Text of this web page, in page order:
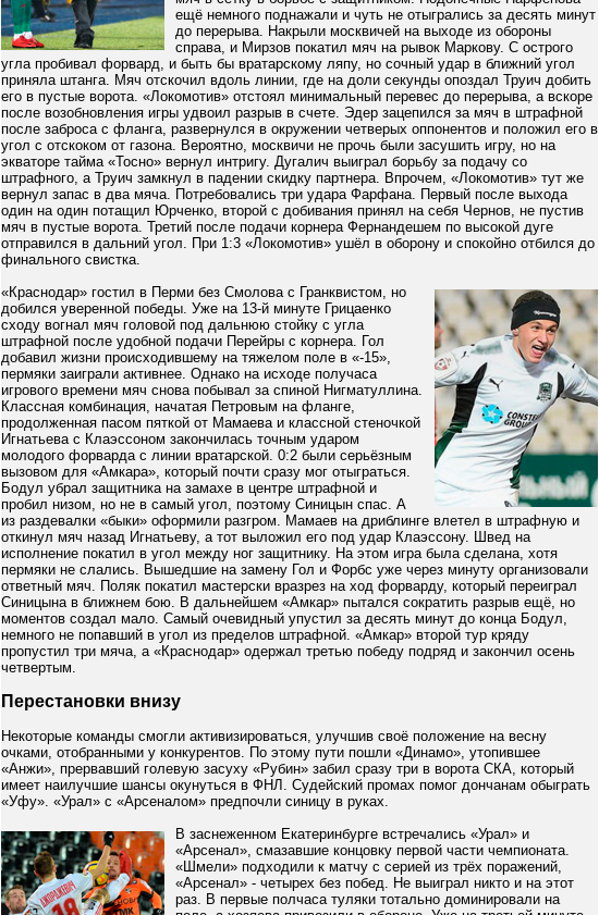
ещё немного поднажали и чуть не отыгрались за десять минут
до перерыва. Накрыли москвичей на выходе из обороны
справа, и Мирзов покатил мяч на рывок Маркову. С острого
угла пробивал форвард, и быть бы вратарскому ляпу, но сочный удар в ближний угол
приняла штанга. Мяч отскочил вдоль линии, где на доли секунды опоздал Труич добить
его в пустые ворота. «Локомотив» отстоял минимальный перевес до перерыва, а вскоре
после возобновления игры удвоил разрыв в счете. Эдер зацепился за мяч в штрафной
после заброса с фланга, развернулся в окружении четверых оппонентов и положил его в
угол с отскоком от газона. Вероятно, москвичи не прочь были засушить игру, но на
экваторе тайма «Тосно» вернул интригу. Дугалич выиграл борьбу за подачу со
штрафного, а Труич замкнул в падении скидку партнера. Впрочем, «Локомотив» тут же
вернул запас в два мяча. Потребовались три удара Фарфана. Первый после выхода
один на один потащил Юрченко, второй с добивания принял на себя Чернов, не пустив
мяч в пустые ворота. Третий после подачи корнера Фернандешем по высокой дуге
отправился в дальний угол. При 1:3 «Локомотив» ушёл в оборону и спокойно отбился до
финального свистка.
«Краснодар» гостил в Перми без Смолова с Гранквистом, но
добился уверенной победы. Уже на 13-й минуте Грицаенко
сходу вогнал мяч головой под дальнюю стойку с угла
штрафной после удобной подачи Перейры с корнера. Гол
добавил жизни происходившему на тяжелом поле в «-15»,
пермяки заиграли активнее. Однако на исходе получаса
игрового времени мяч снова побывал за спиной Нигматуллина.
Классная комбинация, начатая Петровым на фланге,
продолженная пасом пяткой от Мамаева и классной стеночкой
Игнатьева с Клаэссоном закончилась точным ударом
молодого форварда с линии вратарской. 0:2 были серьёзным
вызовом для «Амкара», который почти сразу мог отыграться.
Бодул убрал защитника на замахе в центре штрафной и
пробил низом, но не в самый угол, поэтому Синицын спас. А
из раздевалки «быки» оформили разгром. Мамаев на дриблинге влетел в штрафную и
откинул мяч назад Игнатьеву, а тот выложил его под удар Клаэссону. Швед на
исполнение покатил в угол между ног защитнику. На этом игра была сделана, хотя
пермяки не слались. Вышедшие на замену Гол и Форбс уже через минуту организовали
ответный мяч. Поляк покатил мастерски вразрез на ход форварду, который переиграл
Синицына в ближнем бою. В дальнейшем «Амкар» пытался сократить разрыв ещё, но
моментов создал мало. Самый очевидный упустил за десять минут до конца Бодул,
немного не попавший в угол из пределов штрафной. «Амкар» второй тур кряду
пропустил три мяча, а «Краснодар» одержал третью победу подряд и закончил осень
четвертым.
Перестановки внизу
Некоторые команды смогли активизироваться, улучшив своё положение на весну
очками, отобранными у конкурентов. По этому пути пошли «Динамо», утопившее
«Анжи», прервавший голевую засуху «Рубин» забил сразу три в ворота СКА, который
имеет наилучшие шансы окунуться в ФНЛ. Судейский промах помог дончанам обыграть
«Уфу». «Урал» с «Арсеналом» предпочли синицу в руках.
В заснеженном Екатеринбурге встречались «Урал» и
«Арсенал», смазавшие концовку первой части чемпионата.
«Шмели» подходили к матчу с серией из трёх поражений,
«Арсенал» - четырех без побед. Не выиграл никто и на этот
раз. В первые полчаса туляки тотально доминировали на